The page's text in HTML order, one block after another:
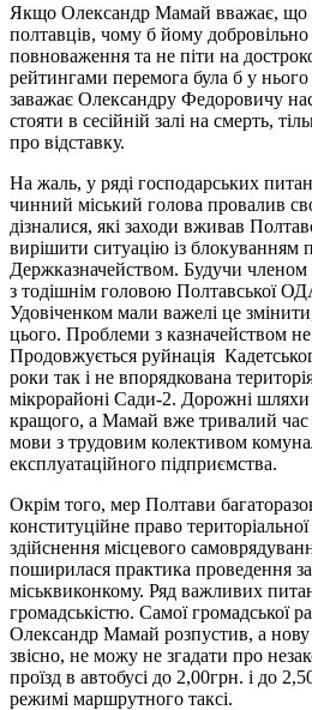
Якщо Олександр Мамай вважає, що
полтавців, чому б йому добровільно
повноваження та не піти на
рейтингами перемога була б у
заважає Олександру Федоровичу
стояти в сесійній залі на смерть,
про відставку.
На жаль, у ряді господарських
чинний міський голова провалив
дізналися, які заходи вживав
вирішити ситуацію із блокуванням
Держказначейством. Будучи членом
з тодішнім головою Полтавської
Удовіченком мали важелі це
цього. Проблеми з казначейством
Продовжується руйнація
роки так і не впорядкована
мікрорайоні Сади-2. Дорожні
кращого, а Мамай вже тривалий час
мови з трудовим колективом
експлуатаційного підприємства.
Окрім того, мер Полтави
конституційне право
здійснення місцевого
поширилася практика проведення
міськвиконкому. Ряд важливих
громадськістю. Самої громадської
Олександр Мамай розпустив, а нову
звісно, не можу не згадати про
проїзд в автобусі до 2,00грн. і до
режимі маршрутного таксі.